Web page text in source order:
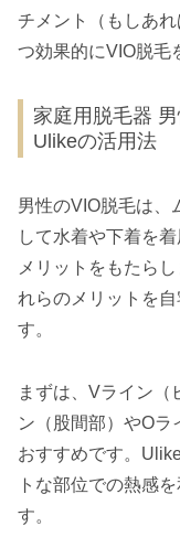
チメント（もしあ
つ効果的にVIO脱毛
家庭用脱毛器
Ulikeの活用法
男性のVIO脱毛は、
して水着や下着を
メリットをもたら
れらのメリットを
す。
まずは、Vライン（
ン（股間部）やO
おすすめです。
トな部位での熱感
す。